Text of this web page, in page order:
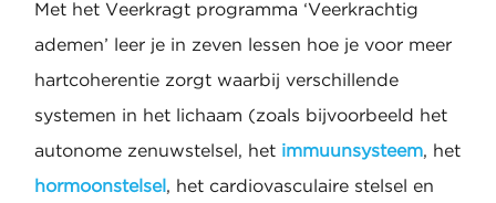
Met het Veerkragt programma ‘Veerkrachtig
ademen’ leer je in zeven lessen hoe je voor meer
hartcoherentie zorgt waarbij verschillende
systemen in het lichaam (zoals bijvoorbeeld het
autonome zenuwstelsel, het immuunsysteem, het
hormoonstelsel , het cardiovasculaire stelsel en